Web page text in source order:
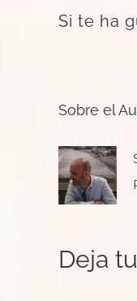
Si te ha
Sobre el
Deja